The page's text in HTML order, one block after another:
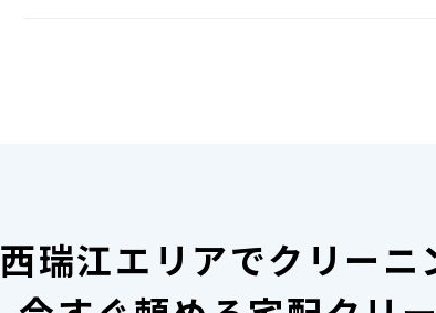
西瑞江エリアでクリーニ